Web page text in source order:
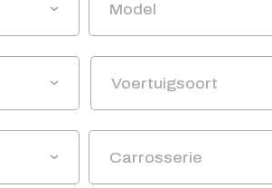
Model
Voertuigsoort
Carrosserie